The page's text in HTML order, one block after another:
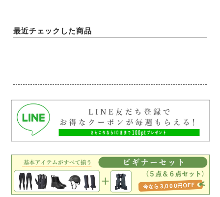
最近チェックした商品